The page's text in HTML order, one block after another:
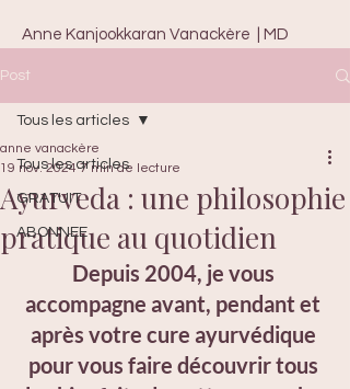
Anne Kanjookkaran Vanackère | MD
Consultant | depuis 2004 |
Post
Tous les articles
GRATUIT
ABONNEE
Tous les articles
Ayurveda : une philosophie
pratique au quotidien
anne vanackère
19 nov. 2024 7 min de lecture
Depuis 2004, je vous
accompagne avant, pendant et
après votre cure ayurvédique
pour vous faire découvrir tous